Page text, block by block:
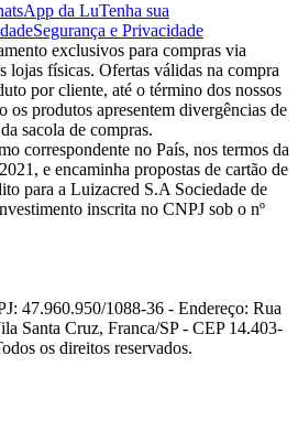
da LuTenha sua
Segurança e Privacidade
exclusivos para compras via
lojas físicas. Ofertas válidas na compra
por cliente, até o término dos nossos
os produtos apresentem divergências de
sacola de compras.
correspondente no País, nos termos da
e encaminha propostas de cartão de
para a Luizacred S.A Sociedade de
inscrita no CNPJ sob o nº
47.960.950/1088-36 - Endereço: Rua
Santa Cruz, Franca/SP - CEP 14.403-
os direitos reservados.